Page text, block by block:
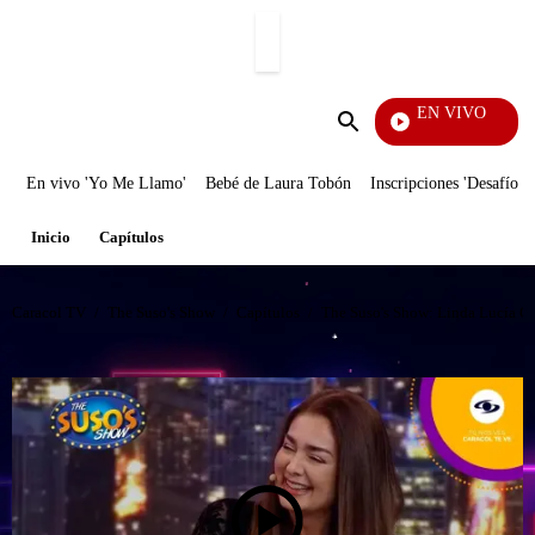
Enviar
EN VIVO
En vivo 'Yo Me Llamo' Bebé de Laura Tobón Inscripciones 'Desafío'
Inicio Capítulos
Caracol TV The Suso's Show Capítulos The Suso's Show: Linda Lucía